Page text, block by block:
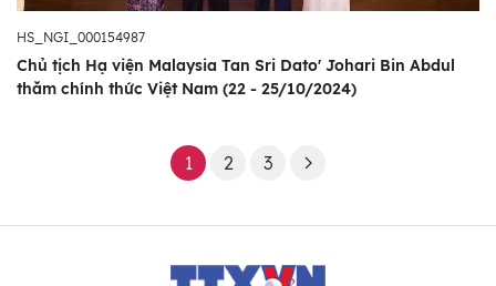
HS_NGI_000154987
Chủ tịch Hạ viện Malaysia Tan Sri Dato' Johari Bin Abdul
thăm chính thức Việt Nam (22 - 25/10/2024)
1 2 3